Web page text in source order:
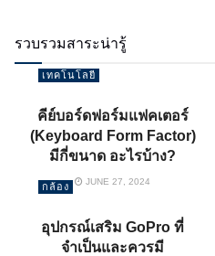
รวบรวมสาระน่ารู้
เทคโนโลยี
คีย์บอร์ดฟอร์มแฟคเตอร์
(Keyboard Form Factor)
มีกี่ขนาด อะไรบ้าง?
JUNE 27, 2024
กล้อง
อุปกรณ์เสริม GoPro ที่
จำเป็นและควรมี